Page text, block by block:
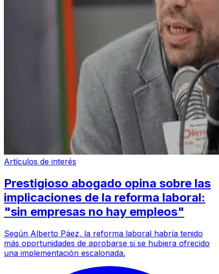
Artículos de interés
Prestigioso abogado opina sobre las
implicaciones de la reforma laboral:
"sin empresas no hay empleos"
Según Alberto Páez, la reforma laboral habría tenido
más oportunidades de aprobarse si se hubiera ofrecido
una implementación escalonada.